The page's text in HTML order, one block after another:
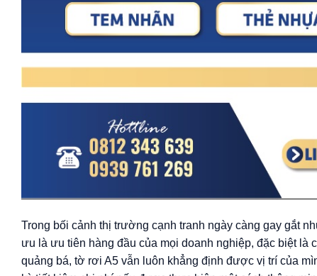
Trong bối cảnh thị trường cạnh tranh ngày càng gay gắt
ưu là ưu tiên hàng đầu của mọi doanh nghiệp, đặc biệt là
quảng bá, tờ rơi A5 vẫn luôn khẳng định được vị trí của